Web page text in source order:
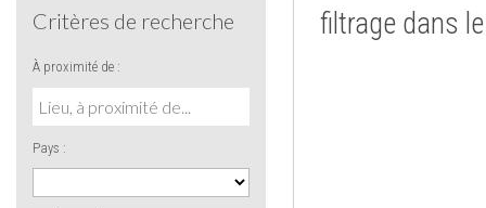
Critères de recherche
À proximité de :
Pays :
filtrage dans